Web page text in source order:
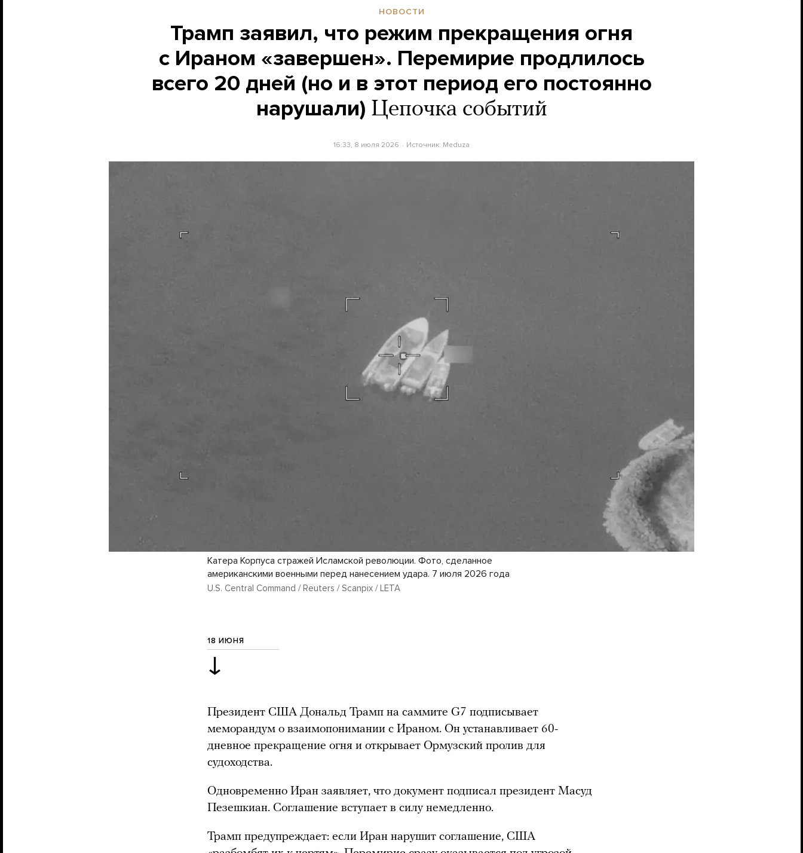
НОВОСТИ
Трамп заявил, что режим прекращения огня
с Ираном «завершен». Перемирие продлилось
всего 20 дней (но и в этот период его постоянно
нарушали) Цепочка событий
16:33, 8 июля 2026 Источник: Meduza
Катера Корпуса стражей Исламской революции. Фото, сделанное
американскими военными перед нанесением удара. 7 июля 2026 года
U.S. Central Command / Reuters / Scanpix / LETA
18 ИЮНЯ
↓
Президент США Дональд Трамп на саммите G7 подписывает
меморандум о взаимопонимании с Ираном. Он устанавливает 60-
дневное прекращение огня и открывает Ормузский пролив для
судоходства.
Одновременно Иран заявляет, что документ подписал президент Масуд
Пезешкиан. Соглашение вступает в силу немедленно.
Трамп предупреждает: если Иран нарушит соглашение, США